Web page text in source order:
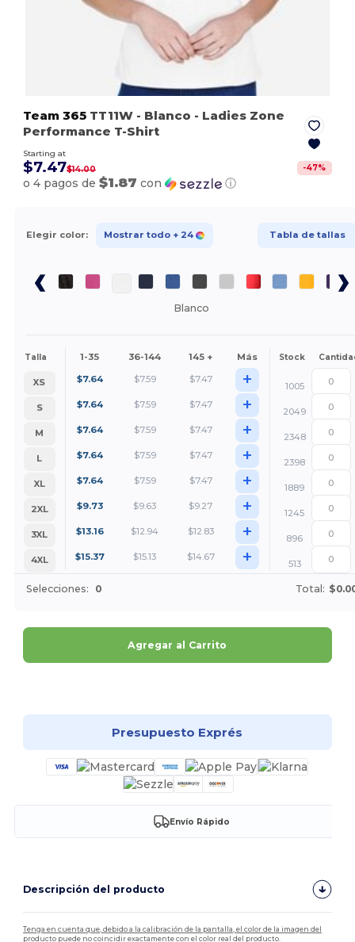
Team 365 TT11W - Blanco - Ladies Zone
Performance T-Shirt
Starting at
$7.47$14.00 -47%
o 4 pagos de$1.87 con ⓘ
Elegir color: Mostrar todo + 24 Tabla de tallas
Blanco
Talla 1-35 36-144 145 + Más Stock
XS $7.64 $7.59 $7.47 +
1005
S
$7.64 $7.59 $7.47 +
2049
M
$7.64 $7.59 $7.47 +
2348
L
$7.64 $7.59 $7.47 +
2398
XL
$7.64 $7.59 $7.47 +
1889
2XL
$9.73 $9.63 $9.27 +
1245
3XL
$13.16 $12.94 $12.83 +
896
4XL
$15.37 $15.13 $14.67 + 513
Selecciones: 0 Total:
Agregar al Carrito
Presupuesto Exprés
Envío Rápido
Descripción del producto
Tenga en cuenta que, debido a la calibración de la pantalla, el color de la imagen del
producto puede no coincidir exactamente con el color real del producto.